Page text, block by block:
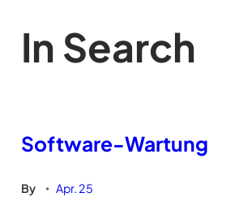
In Search
Software-Wartung
By • Apr. 25